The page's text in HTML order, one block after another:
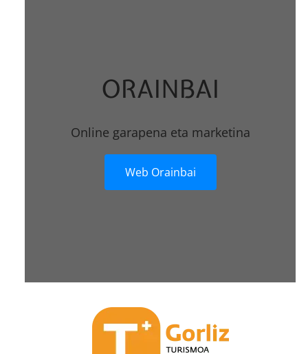
ORAINBAI
Online garapena eta marketina
Web Orainbai